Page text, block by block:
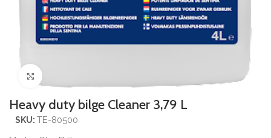
Heavy duty bilge Cleaner 3,79 L
SKU:TE-80500